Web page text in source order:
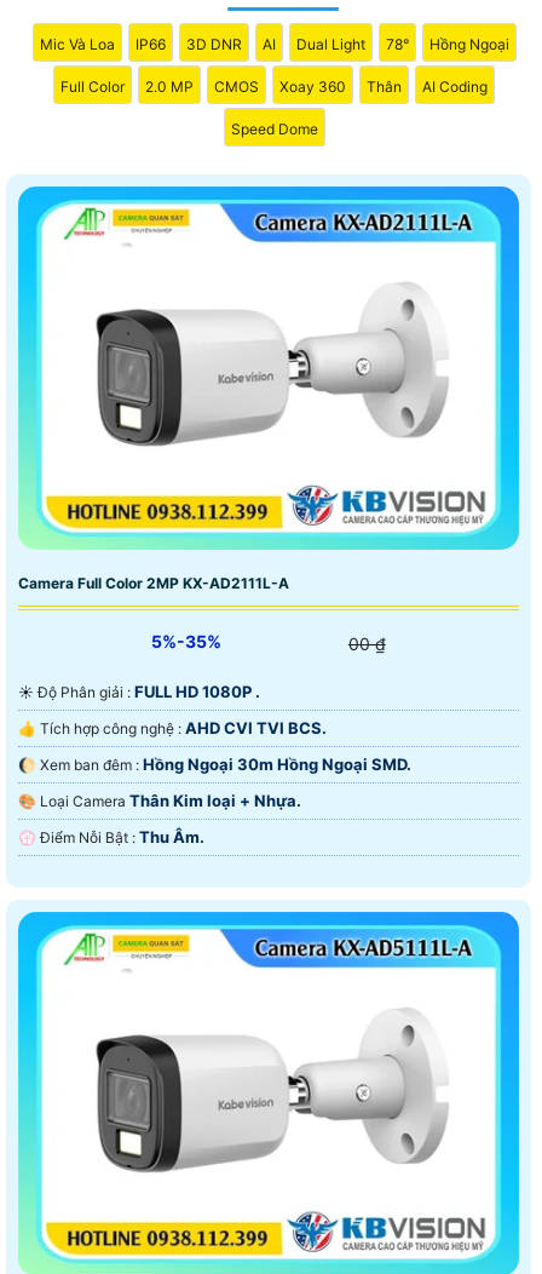
Mic Và Loa IP66 3D DNR AI Dual Light 78° Hồng Ngoại
Full Color 2.0 MP CMOS Xoay 360 Thân AI Coding
Speed Dome
Camera Full Color 2MP KX-AD2111L-A
5%-35% 00 ₫
☀️ Độ Phân giải : FULL HD 1080P .
👍 Tích hợp công nghệ : AHD CVI TVI BCS.
🌔 Xem ban đêm : Hồng Ngoại 30m Hồng Ngoại SMD.
🎨 Loại Camera Thân Kim loại + Nhựa.
️💮 Điểm Nỗi Bật : Thu Âm.